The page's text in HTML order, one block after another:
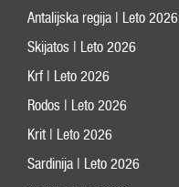
Antalijska regija | Leto 2026
Skijatos | Leto 2026
Krf | Leto 2026
Rodos | Leto 2026
Krit | Leto 2026
Sardinija | Leto 2026